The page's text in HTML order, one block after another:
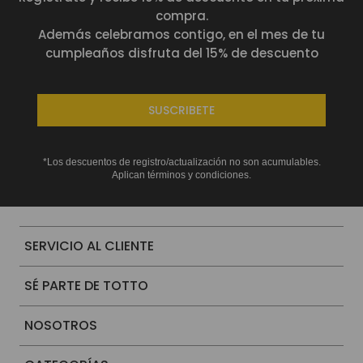
compra.
Además celebramos contigo, en el mes de tu
cumpleaños disfruta del 15% de descuento
SUSCRIBETE
*Los descuentos de registro/actualización no son acumulables.
Aplican términos y condiciones.
SERVICIO AL CLIENTE
SÉ PARTE DE TOTTO
NOSOTROS